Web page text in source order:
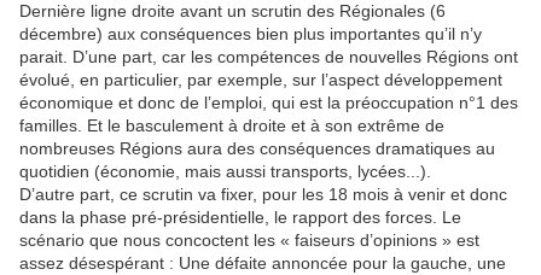
Dernière ligne droite avant un scrutin des Régionales (6
décembre) aux conséquences bien plus importantes qu’il n’y
parait. D’une part, car les compétences de nouvelles Régions ont
évolué, en particulier, par exemple, sur l’aspect développement
économique et donc de l’emploi, qui est la préoccupation n°1 des
familles. Et le basculement à droite et à son extrême de
nombreuses Régions aura des conséquences dramatiques au
quotidien (économie, mais aussi transports, lycées...).
D’autre part, ce scrutin va fixer, pour les 18 mois à venir et donc
dans la phase pré-présidentielle, le rapport des forces. Le
scénario que nous concoctent les « faiseurs d’opinions » est
assez désespérant : Une défaite annoncée pour la gauche, une